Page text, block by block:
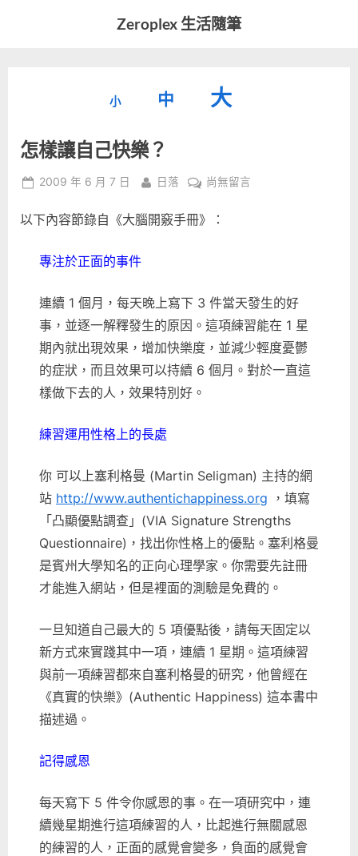
Zeroplex 生活隨筆
發
活
事
小
型
小。
中
重
型
大
字
怎樣讓自己快樂？
Posted
2009 年 6 月 7 日 By
日落
在
樣
樂？〉
中
尚無留言
以下內容節錄自《大腦開竅手冊》：
專注於正面的事件
連續 1 個月，每天晚上寫下 3 件當天發生的好
事，並逐一解釋發生的原因。這項練習能在 1 星
期內就出現效果，增加快樂度，並減少輕度憂鬱
的症狀，而且效果可以持續 6 個月。對於一直這
樣做下去的人，效果特別好。
練習運用性格上的長處
你 可以上塞利格曼 (Martin Seligman) 主持的網
站 http://www.authentichappiness.org ，填寫
「凸顯優點調查」(VIA Signature Strengths
Questionnaire)，找出你性格上的優點。塞利格曼
是賓州大學知名的正向心理學家。你需要先註冊
才能進入網站，但是裡面的測驗是免費的。
一旦知道自己最大的 5 項優點後，請每天固定以
新方式來實踐其中一項，連續 1 星期。這項練習
與前一項練習都來自塞利格曼的研究，他曾經在
《真實的快樂》(Authentic Happiness) 這本書中
描述過。
記得感恩
每天寫下 5 件令你感恩的事。在一項研究中，連
續幾星期進行這項練習的人，比起進行無關感恩
的練習的人，正面的感覺會變多，負面的感覺會